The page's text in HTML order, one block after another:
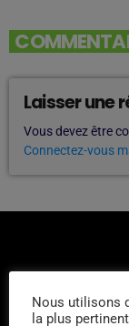
Laisser une
Vous devez être
Connectez-vous
Nous utilisons
la plus